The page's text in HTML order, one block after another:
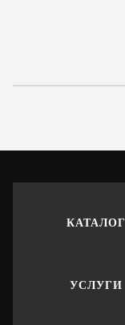
КАТАЛОГ
УСЛУГИ